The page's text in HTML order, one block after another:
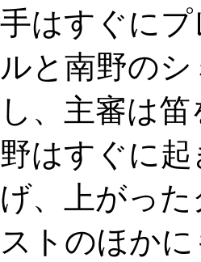
手はすぐに
ルと南野の
し、主審は
野はすぐに
げ、上がっ
ストのほか